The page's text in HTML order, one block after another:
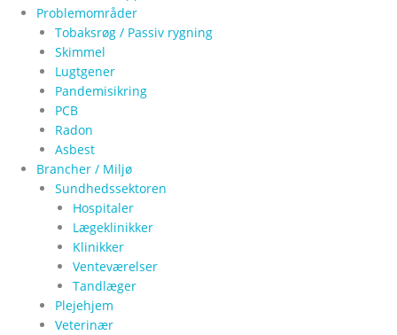
Problemområder
Tobaksrøg / Passiv rygning
Skimmel
Lugtgener
Pandemisikring
PCB
Radon
Asbest
Brancher / Miljø
Sundhedssektoren
Hospitaler
Lægeklinikker
Klinikker
Venteværelser
Tandlæger
Plejehjem
Veterinær